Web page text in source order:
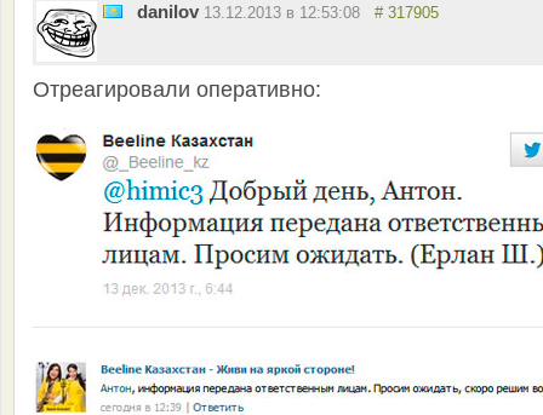
danilov 13.12.2013 в 12:53:08 # 317905
Отреагировали оперативно: